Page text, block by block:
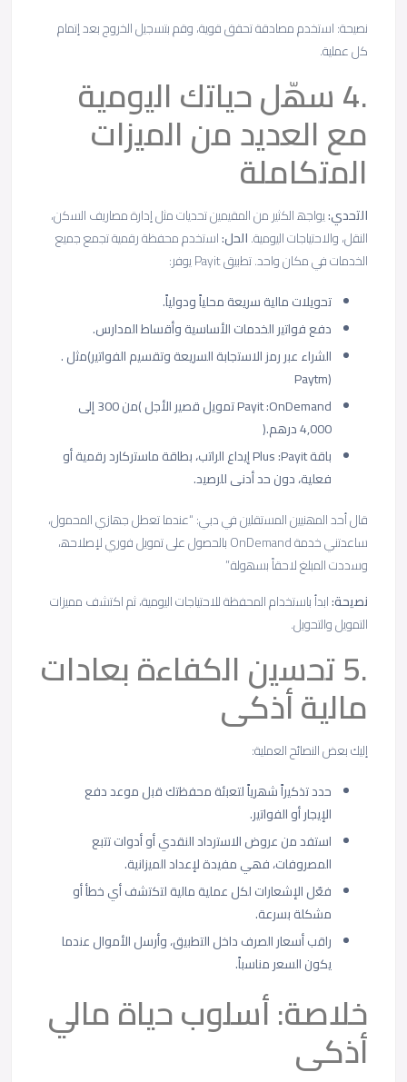
ﻧﺻﯾﺣﺔ: اﺳﺗﺧدم ﻣﺻﺎدﻗﺔ ﺗﺣﻘق ﻗوﯾﺔ، وﻗم ﺑﺗﺳﺟﯾل اﻟﺧروج ﺑﻌد إﺗﻣﺎم
ﻛل ﻋﻣﻠﯾﺔ.
.4 ﺳﮭّل ﺣﯾﺎﺗك اﻟﯾوﻣﯾﺔ
ﻣﻊ اﻟﻌدﯾد ﻣن اﻟﻣﯾزات
اﻟﻣﺗﻛﺎﻣﻠﺔ
اﻟﺗﺣدي:ﯾواﺟﮫ اﻟﻛﺛﯾر ﻣن اﻟﻣﻘﯾﻣﯾن ﺗﺣدﯾﺎت ﻣﺛل إدارة ﻣﺻﺎرﯾف اﻟﺳﻛن،
اﻟﻧﻘل، واﻻﺣﺗﯾﺎﺟﺎت اﻟﯾوﻣﯾﺔ.اﻟﺣل:اﺳﺗﺧدم ﻣﺣﻔظﺔ رﻗﻣﯾﺔ ﺗﺟﻣﻊ ﺟﻣﯾﻊ
اﻟﺧدﻣﺎت ﻓﻲ ﻣﻛﺎن واﺣد. ﺗطﺑﯾق Payit ﯾوﻓر:
ﺗﺣوﯾﻼت ﻣﺎﻟﯾﺔ ﺳرﯾﻌﺔ ﻣﺣﻠﯾﺎً ودوﻟﯾﺎً.
دﻓﻊ ﻓواﺗﯾر اﻟﺧدﻣﺎت اﻷﺳﺎﺳﯾﺔ وأﻗﺳﺎط اﻟﻣدارس.
اﻟﺷراء ﻋﺑر رﻣز اﻻﺳﺗﺟﺎﺑﺔ اﻟﺳرﯾﻌﺔ وﺗﻘﺳﯾم اﻟﻔواﺗﯾر)ﻣﺛل .
(Paytm
Payit :OnDemand ﺗﻣوﯾل ﻗﺻﯾر اﻷﺟل )ﻣن 300 إﻟﻰ
4,000 درھم.(
ﺑﺎﻗﺔ Plus :Payit إﯾداع اﻟراﺗب، ﺑطﺎﻗﺔ ﻣﺎﺳﺗرﻛﺎرد رﻗﻣﯾﺔ أو
ﻓﻌﻠﯾﺔ، دون ﺣد أدﻧﻰ ﻟﻠرﺻﯾد.
ﻗﺎل أﺣد اﻟﻣﮭﻧﯾﯾن اﻟﻣﺳﺗﻘﻠﯾن ﻓﻲ دﺑﻲ: “ﻋﻧدﻣﺎ ﺗﻌطل ﺟﮭﺎزي اﻟﻣﺣﻣول،
ﺳﺎﻋدﺗﻧﻲ ﺧدﻣﺔ OnDemand ﺑﺎﻟﺣﺻول ﻋﻠﻰ ﺗﻣوﯾل ﻓوري ﻹﺻﻼﺣﮫ،
وﺳددت اﻟﻣﺑﻠﻎ ﻻﺣﻘﺎً ﺑﺳﮭوﻟﺔ.”
ﻧﺻﯾﺣﺔ:اﺑدأ ﺑﺎﺳﺗﺧدام اﻟﻣﺣﻔظﺔ ﻟﻼﺣﺗﯾﺎﺟﺎت اﻟﯾوﻣﯾﺔ، ﺛم اﻛﺗﺷف ﻣﻣﯾزات
اﻟﺗﻣوﯾل واﻟﺗﺣوﯾل.
.5 ﺗﺣﺳﯾن اﻟﻛﻔﺎءة ﺑﻌﺎدات
ﻣﺎﻟﯾﺔ أذﻛﻰ
إﻟﯾك ﺑﻌض اﻟﻧﺻﺎﺋﺢ اﻟﻌﻣﻠﯾﺔ:
ﺣدد ﺗذﻛﯾراً ﺷﮭرﯾﺎً ﻟﺗﻌﺑﺋﺔ ﻣﺣﻔظﺗك ﻗﺑل ﻣوﻋد دﻓﻊ
اﻹﯾﺟﺎر أو اﻟﻔواﺗﯾر.
اﺳﺗﻔد ﻣن ﻋروض اﻻﺳﺗرداد اﻟﻧﻘدي أو أدوات ﺗﺗﺑﻊ
اﻟﻣﺻروﻓﺎت، ﻓﮭﻲ ﻣﻔﯾدة ﻹﻋداد اﻟﻣﯾزاﻧﯾﺔ.
ﻓﻌّل اﻹﺷﻌﺎرات ﻟﻛل ﻋﻣﻠﯾﺔ ﻣﺎﻟﯾﺔ ﻟﺗﻛﺗﺷف أي ﺧطﺄ أو
ﻣﺷﻛﻠﺔ ﺑﺳرﻋﺔ.
راﻗب أﺳﻌﺎر اﻟﺻرف داﺧل اﻟﺗطﺑﯾق، وأرﺳل اﻷﻣوال ﻋﻧدﻣﺎ
ﯾﻛون اﻟﺳﻌر ﻣﻧﺎﺳﺑﺎً.
ﺧﻼﺻﺔ: أﺳﻠوب ﺣﯾﺎة ﻣﺎﻟﻲ
أذﻛﻰ